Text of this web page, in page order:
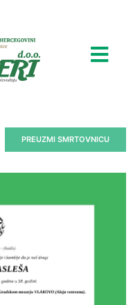
PREUZMI SMRTOVNICU